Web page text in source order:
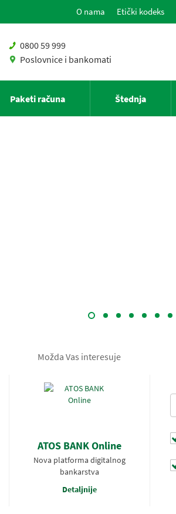
O nama Etički kodeks
0800 59 999
Poslovnice i bankomati
Paketi računa Štednja
Možda Vas interesuje
ATOS BANK Online
Nova platforma digitalnog
bankarstva
Detaljnije